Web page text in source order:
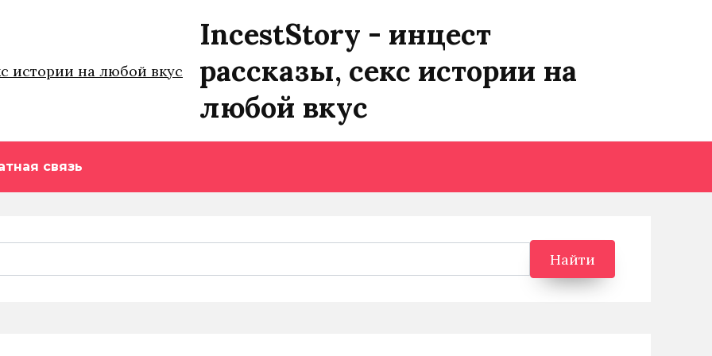
IncestStory - инцест
рассказы, секс истории на
любой вкус
связь
Найти